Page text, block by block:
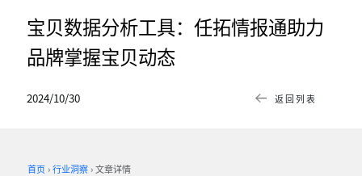
返回列表
2024/10/30
宝贝数据分析工具：任拓情报通助力
品牌掌握宝贝动态
首页 行业洞察 文章详情